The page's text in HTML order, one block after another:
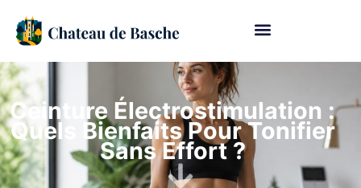
Ceinture Électrostimulation :
Quels Bienfaits Pour Tonifier
Sans Effort ?